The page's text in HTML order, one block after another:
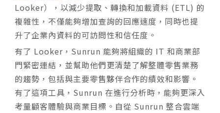
Looker），以減少提取、轉換和加載資料 (ETL) 的
複雜性，不僅能夠增加查詢的回應速度，同時也提
升了企業內資料的可訪問性和信任度。
有了 Looker，Sunrun 能夠將組織的 IT 和商業部
門緊密連結，並幫助他們更清楚了解整體零售業務
的趨勢，包括與主要零售夥伴合作的績效和影響。
有了這項工具，Sunrun 在進行分析時，能夠更深入
考量顧客體驗與商業目標。自從 Sunrun 整合雲端